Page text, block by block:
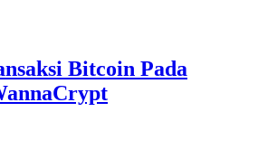
Bitcoin Pada